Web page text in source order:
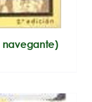
navegante)